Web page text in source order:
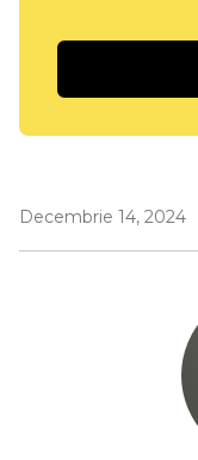
Decembrie 14, 2024